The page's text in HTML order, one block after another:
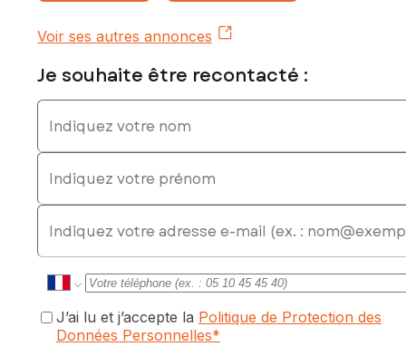
Voir ses autres annonces
Je souhaite être recontacté :
Indiquez votre nom
Indiquez votre prénom
E-mail
J’ai lu et j’accepte la Politique de Protection des
Données Personnelles*